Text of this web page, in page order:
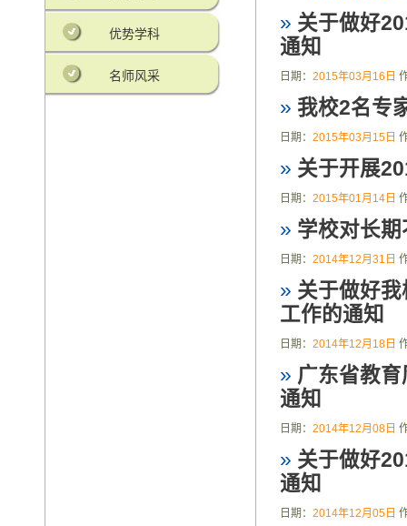
优势学科
名师风采
» 关于做好
通知
日期： 2015年03月16日
» 我校2名专
日期： 2015年03月15日
» 关于开展
日期： 2015年01月14日
» 学校对长
日期： 2014年12月31日
» 关于做好
工作的通知
日期： 2014年12月18日
» 广东省教
通知
日期： 2014年12月08日
» 关于做好
通知
日期： 2014年12月05日